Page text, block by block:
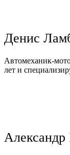
Денис
Автомеханик-
лет и
Александр